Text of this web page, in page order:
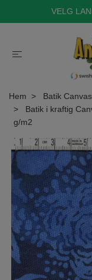
VELG
Hem
Batik Canvas
Batik i kraftig
g/m2